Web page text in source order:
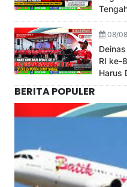
08/
RI ke-
Harus
BERITA POPULER